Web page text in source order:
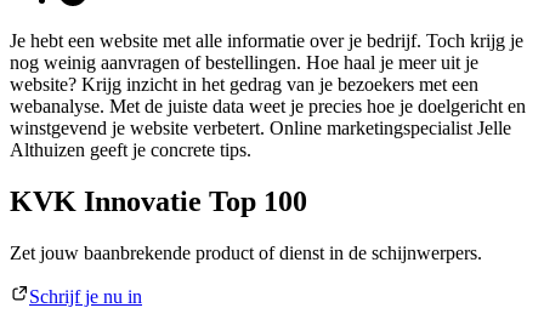
Je hebt een website met alle informatie over je bedrijf. Toch krijg je
nog weinig aanvragen of bestellingen. Hoe haal je meer uit je
website? Krijg inzicht in het gedrag van je bezoekers met een
webanalyse. Met de juiste data weet je precies hoe je doelgericht en
winstgevend je website verbetert. Online marketingspecialist Jelle
Althuizen geeft je concrete tips.
KVK Innovatie Top 100
Zet jouw baanbrekende product of dienst in de schijnwerpers.
Schrijf je nu in